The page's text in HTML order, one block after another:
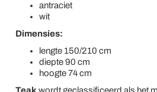
antraciet
wit
Dimensies:
lengte 150/210 cm
diepte 90 cm
hoogte 74 cm